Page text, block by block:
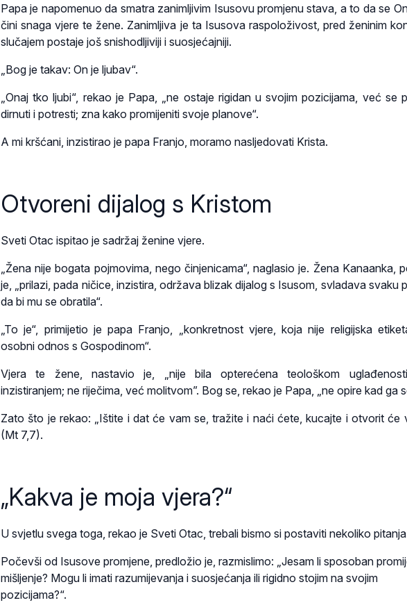
Papa je napomenuo da smatra zanimljivim Isusovu promjenu stava, a to da se
čini snaga vjere te žene. Zanimljiva je ta Isusova raspoloživost, pred ženinim
slučajem postaje još snishodljiviji i suosjećajniji.
„Bog je takav: On je ljubav“.
„Onaj tko ljubi“, rekao je Papa, „ne ostaje rigidan u svojim pozicijama, već se
dirnuti i potresti; zna kako promijeniti svoje planove“.
A mi kršćani, inzistirao je papa Franjo, moramo nasljedovati Krista.
Otvoreni dijalog s Kristom
Sveti Otac ispitao je sadržaj ženine vjere.
„Žena nije bogata pojmovima, nego činjenicama“, naglasio je. Žena Kanaanka,
je, „prilazi, pada ničice, inzistira, održava blizak dijalog s Isusom, svladava svaku
da bi mu se obratila“.
„To je“, primijetio je papa Franjo, „konkretnost vjere, koja nije religijska
osobni odnos s Gospodinom“.
Vjera te žene, nastavio je, „nije bila opterećena teološkom
inzistiranjem; ne riječima, već molitvom”. Bog se, rekao je Papa, „ne opire kad ga
Zato što je rekao: „Ištite i dat će vam se, tražite i naći ćete, kucajte i otvorit će
(Mt 7,7).
„Kakva je moja vjera?“
U svjetlu svega toga, rekao je Sveti Otac, trebali bismo si postaviti nekoliko
Počevši od Isusove promjene, predložio je, razmislimo: „Jesam li sposoban
mišljenje? Mogu li imati razumijevanja i suosjećanja ili rigidno stojim na svojim
pozicijama?“.